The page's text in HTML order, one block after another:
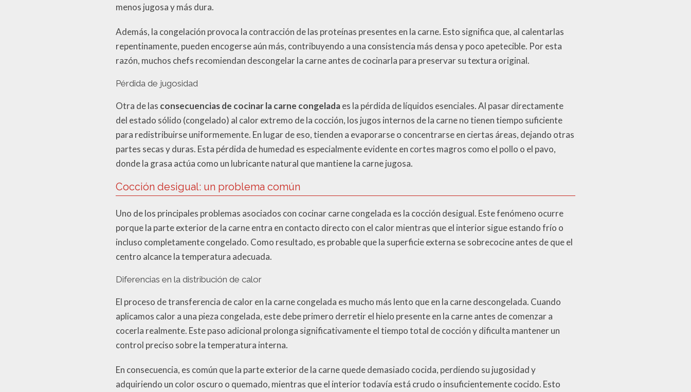
menos jugosa y más dura.
Además, la congelación provoca la contracción de las proteínas presentes en la carne. Esto significa que, al calentarlas
repentinamente, pueden encogerse aún más, contribuyendo a una consistencia más densa y poco apetecible. Por esta
razón, muchos chefs recomiendan descongelar la carne antes de cocinarla para preservar su textura original.
Pérdida de jugosidad
Otra de las consecuencias de cocinar la carne congeladaes la pérdida de líquidos esenciales. Al pasar directamente
del estado sólido (congelado) al calor extremo de la cocción, los jugos internos de la carne no tienen tiempo suficiente
para redistribuirse uniformemente. En lugar de eso, tienden a evaporarse o concentrarse en ciertas áreas, dejando otras
partes secas y duras. Esta pérdida de humedad es especialmente evidente en cortes magros como el pollo o el pavo,
donde la grasa actúa como un lubricante natural que mantiene la carne jugosa.
Cocción desigual: un problema común
Uno de los principales problemas asociados con cocinar carne congelada es la cocción desigual. Este fenómeno ocurre
porque la parte exterior de la carne entra en contacto directo con el calor mientras que el interior sigue estando frío o
incluso completamente congelado. Como resultado, es probable que la superficie externa se sobrecocine antes de que el
centro alcance la temperatura adecuada.
Diferencias en la distribución de calor
El proceso de transferencia de calor en la carne congelada es mucho más lento que en la carne descongelada. Cuando
aplicamos calor a una pieza congelada, este debe primero derretir el hielo presente en la carne antes de comenzar a
cocerla realmente. Este paso adicional prolonga significativamente el tiempo total de cocción y dificulta mantener un
control preciso sobre la temperatura interna.
En consecuencia, es común que la parte exterior de la carne quede demasiado cocida, perdiendo su jugosidad y
adquiriendo un color oscuro o quemado, mientras que el interior todavía está crudo o insuficientemente cocido. Esto